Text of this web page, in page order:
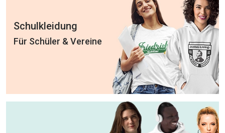
Schulkleidung
Für Schüler & Vereine